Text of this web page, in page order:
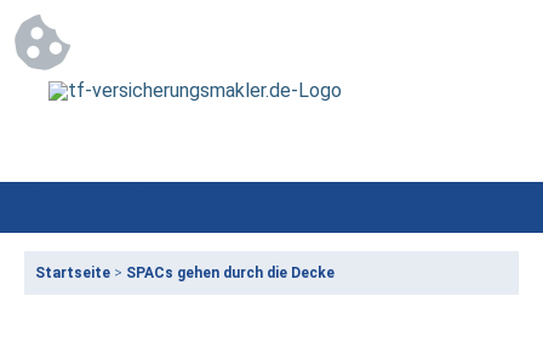
Startseite > SPACs gehen durch die Decke